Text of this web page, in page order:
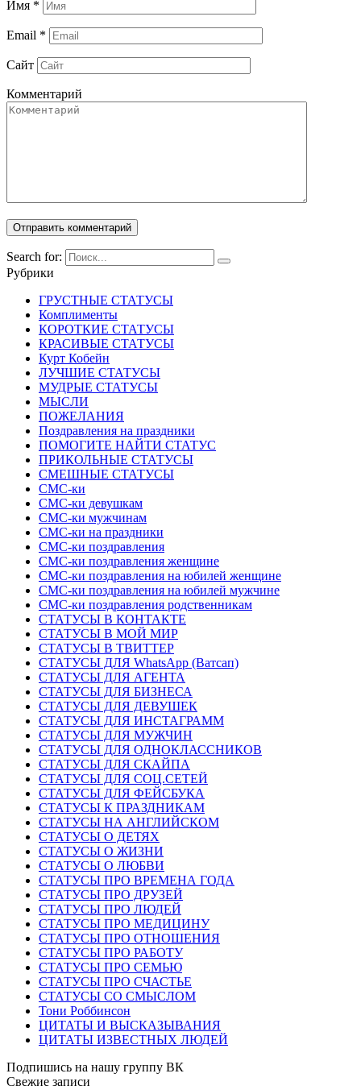
Имя *
Email *
Сайт
Комментарий
Search for:
Рубрики
ГРУСТНЫЕ СТАТУСЫ
Комплименты
КОРОТКИЕ СТАТУСЫ
КРАСИВЫЕ СТАТУСЫ
Курт Кобейн
ЛУЧШИЕ СТАТУСЫ
МУДРЫЕ СТАТУСЫ
МЫСЛИ
ПОЖЕЛАНИЯ
Поздравления на праздники
ПОМОГИТЕ НАЙТИ СТАТУС
ПРИКОЛЬНЫЕ СТАТУСЫ
СМЕШНЫЕ СТАТУСЫ
СМС-ки
СМС-ки девушкам
СМС-ки мужчинам
СМС-ки на праздники
СМС-ки поздравления
СМС-ки поздравления женщине
СМС-ки поздравления на юбилей женщине
СМС-ки поздравления на юбилей мужчине
СМС-ки поздравления родственникам
СТАТУСЫ В КОНТАКТЕ
СТАТУСЫ В МОЙ МИР
СТАТУСЫ В ТВИТТЕР
СТАТУСЫ ДЛЯ WhatsApp (Ватсап)
СТАТУСЫ ДЛЯ АГЕНТА
СТАТУСЫ ДЛЯ БИЗНЕСА
СТАТУСЫ ДЛЯ ДЕВУШЕК
СТАТУСЫ ДЛЯ ИНСТАГРАММ
СТАТУСЫ ДЛЯ МУЖЧИН
СТАТУСЫ ДЛЯ ОДНОКЛАССНИКОВ
СТАТУСЫ ДЛЯ СКАЙПА
СТАТУСЫ ДЛЯ СОЦ.СЕТЕЙ
СТАТУСЫ ДЛЯ ФЕЙСБУКА
СТАТУСЫ К ПРАЗДНИКАМ
СТАТУСЫ НА АНГЛИЙСКОМ
СТАТУСЫ О ДЕТЯХ
СТАТУСЫ О ЖИЗНИ
СТАТУСЫ О ЛЮБВИ
СТАТУСЫ ПРО ВРЕМЕНА ГОДА
СТАТУСЫ ПРО ДРУЗЕЙ
СТАТУСЫ ПРО ЛЮДЕЙ
СТАТУСЫ ПРО МЕДИЦИНУ
СТАТУСЫ ПРО ОТНОШЕНИЯ
СТАТУСЫ ПРО РАБОТУ
СТАТУСЫ ПРО СЕМЬЮ
СТАТУСЫ ПРО СЧАСТЬЕ
СТАТУСЫ СО СМЫСЛОМ
Тони Роббинсон
ЦИТАТЫ И ВЫСКАЗЫВАНИЯ
ЦИТАТЫ ИЗВЕСТНЫХ ЛЮДЕЙ
Подпишись на нашу группу ВК
Свежие записи